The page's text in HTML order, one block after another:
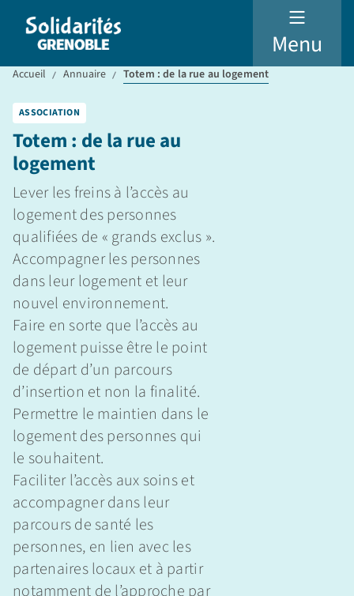
Menu
Accueil Annuaire Totem : de la rue au logement
Totem : de la rue au
logement
Lever les freins à l’accès au
logement des personnes
qualifiées de « grands exclus ».
Accompagner les personnes
dans leur logement et leur
nouvel environnement.
Faire en sorte que l’accès au
logement puisse être le point
de départ d’un parcours
d’insertion et non la finalité.
Permettre le maintien dans le
logement des personnes qui
le souhaitent.
Faciliter l’accès aux soins et
accompagner dans leur
parcours de santé les
personnes, en lien avec les
partenaires locaux et à partir
notamment de l’approche par
ASSOCIATION